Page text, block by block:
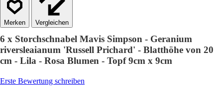
Vergleichen
6 x Storchschnabel Mavis Simpson - Geranium
riversleaianum 'Russell Prichard' - Blatthöhe von 20
cm - Lila - Rosa Blumen - Topf 9cm x 9cm
Erste Bewertung schreiben